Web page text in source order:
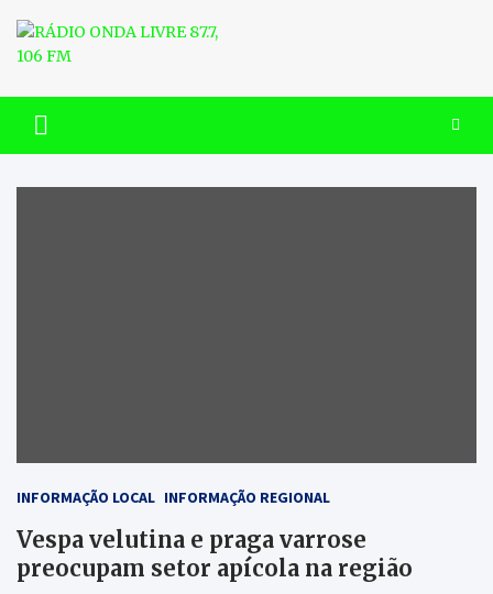
content
RÁDIO ONDA LIVRE 87.7, 106
FM
INFORMAÇÃO LOCAL INFORMAÇÃO REGIONAL
Vespa velutina e praga varrose
preocupam setor apícola na região